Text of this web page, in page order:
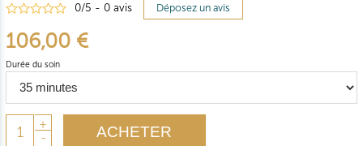
0/5 - 0avis Déposez un avis
106,00 €
Durée du soin
+
-
ACHETER